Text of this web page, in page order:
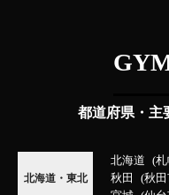
都道府県・主
北海道・東北
北海道
秋田
秋